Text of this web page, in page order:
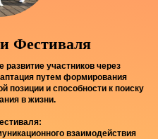
Фестиваля
участников через
путем формирования
позиции и способности к поиску
в жизни.
взаимодействия